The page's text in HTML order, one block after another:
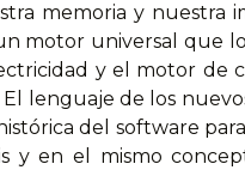
memoria y nuestra
motor universal que
y el motor de
lenguaje de los
del software
y en el mismo